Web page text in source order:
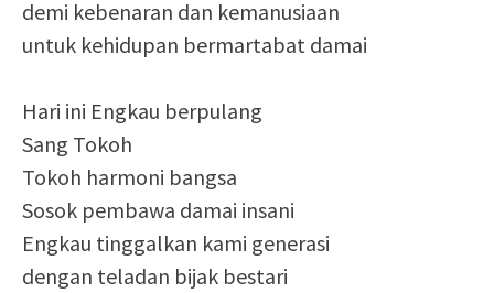
demi kebenaran dan kemanusiaan
untuk kehidupan bermartabat damai
Hari ini Engkau berpulang
Sang Tokoh
Tokoh harmoni bangsa
Sosok pembawa damai insani
Engkau tinggalkan kami generasi
dengan teladan bijak bestari